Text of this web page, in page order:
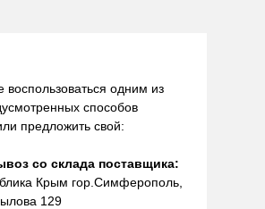
воспользоваться одним из
способов
предложить свой:
со склада поставщика:
Крым гор.Симферополь,
129